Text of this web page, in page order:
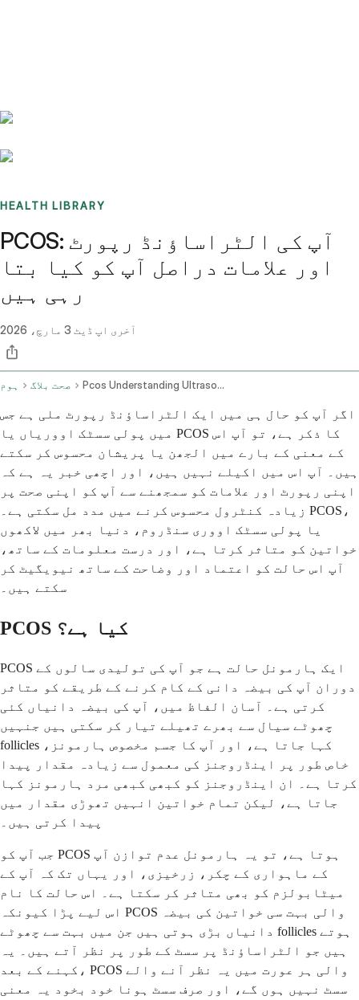
HEALTH LIBRARY
PCOS: آپ کی الٹراساؤنڈ رپورٹ
اور علامات دراصل آپ کو کیا بتا
رہی ہیں
آخری اپ ڈیٹ 3 مارچ، 2026
ہوم صحت بلاگ Pcos Understanding Ultrasound Reports And Symptoms
اگر آپ کو حال ہی میں ایک الٹراساؤنڈ رپورٹ ملی ہے جس
میں پولی سسٹک اووریاں یا PCOS کا ذکر ہے، تو آپ اس
کے معنی کے بارے میں الجھن یا پریشان محسوس کر سکتے
ہیں۔ آپ اس میں اکیلے نہیں ہیں، اور اچھی خبر یہ ہے کہ
اپنی رپورٹ اور علامات کو سمجھنے سے آپ کو اپنی صحت پر
زیادہ کنٹرول محسوس کرنے میں مدد مل سکتی ہے۔ PCOS،
یا پولی سسٹک اووری سنڈروم، دنیا بھر میں لاکھوں
خواتین کو متاثر کرتا ہے، اور درست معلومات کے ساتھ،
آپ اس حالت کو اعتماد اور وضاحت کے ساتھ نیویگیٹ کر
سکتے ہیں۔
PCOS کیا ہے؟
PCOS ایک ہارمونل حالت ہے جو آپ کی تولیدی سالوں کے
دوران آپ کی بیضہ دانی کے کام کرنے کے طریقے کو متاثر
کرتی ہے۔ آسان الفاظ میں، آپ کی بیضہ دانیاں کئی
چھوٹے سیال سے بھرے تھیلے تیار کر سکتی ہیں جنہیں
follicles کہا جاتا ہے، اور آپ کا جسم مخصوص ہارمونز،
خاص طور پر اینڈروجنز کی معمول سے زیادہ مقدار پیدا
کرتا ہے۔ ان اینڈروجنز کو کبھی کبھی مرد ہارمونز کہا
جاتا ہے، لیکن تمام خواتین انہیں تھوڑی مقدار میں
پیدا کرتی ہیں۔
جب آپ کو PCOS ہوتا ہے، تو یہ ہارمونل عدم توازن آپ
کے ماہواری کے چکر، زرخیزی، اور یہاں تک کہ آپ کے
میٹابولزم کو بھی متاثر کر سکتا ہے۔ اس حالت کا نام
اس لیے پڑا کیونکہ PCOS والی بہت سی خواتین کی بیضہ
دانیاں بڑی ہوتی ہیں جن میں بہت سے چھوٹے follicles ہوتے
ہیں جو الٹراساؤنڈ پر سسٹ کے طور پر نظر آتے ہیں۔ یہ
کہنے کے بعد، PCOS والی ہر عورت میں یہ نظر آنے والے
سسٹ نہیں ہوں گے، اور صرف سسٹ ہونا خود بخود یہ معنی